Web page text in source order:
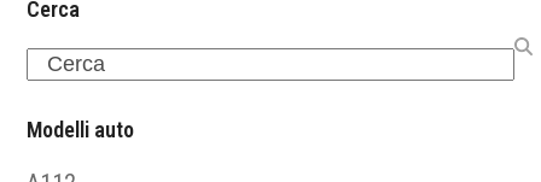
Cerca
Search
Modelli auto